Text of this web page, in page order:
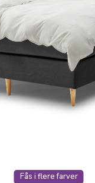
Fås i flere farver